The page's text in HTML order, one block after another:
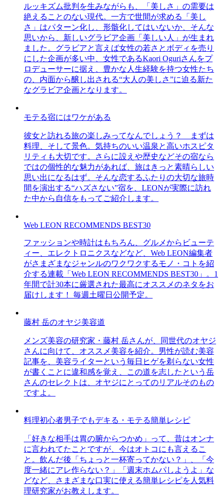
ルッキズム批判を生みながらも、「美しさ」の需要は
絶えることのない現代。一方で世間が求める「美し
さ」はパターン化し、形骸化してはいないか、そんな
思いから、新しいグラビア企画「美しい人」が生まれ
ました。グラビアと言えば女性の若さとボディを売り
にした企画が多い中、女性であるKaori Oguriさんをプ
ロデューサーに据え、豊かな人生経験を持つ女性たち
の、内面から醸し出される“大人の美しさ”に迫る新た
なグラビア企画となります。
モテる宿にはワケがある
彼女と訪れる旅の楽しみってなんでしょう？ まずは
料理、そして景色。気持ちのいい温泉と高いホスピタ
リティも大切です。さらに設えや歴史などその宿なら
ではの個性的な魅力があれば、旅はきっと素晴らしい
思い出になるはず。そんな恋するふたりの大切な旅時
間を演出する“ハズさない”宿を、LEONが実際に訪れ
た中から自信をもってご紹介します。
Web LEON RECOMMENDS BEST30
ファッションや時計はもちろん、グルメからビューテ
ィー、エレクトロニクスなどなど、Web LEON編集者
がさまざまなジャンルのワクワクするモノ・コトを紹
介する連載「Web LEON RECOMMENDS BEST30」。1
年間で計30本に厳選された最高にオススメのネタをお
届けします！ 毎週土曜日公開予定。
藤村 岳のオヤジ美容道
メンズ美容の研究家・藤村 岳さんが、同世代のオヤジ
さんに向けて、オススメ美容を紹介。男性が読む美容
記事を、美容ライターという毎日ヒゲを剃らない女性
が書くことに違和感を覚え、この道を志したという岳
さんのセレクトは、オヤジにとってのリアルそのもの
ですよ。
料理初心者男子でもデキる・モテる簡単レシピ
「好きな相手は胃の腑からつかめ」って、昔はオンナ
に言われてたことですが、今はオトコにも言えるこ
と。飲んだ後「ちょっと一杯寄ってかない？」、「今
度一緒にアレ作らない？」「週末ホムパしようよ」な
どなど、さまざまな口実に使える簡単レシピを人気料
理研究家がお教えします。